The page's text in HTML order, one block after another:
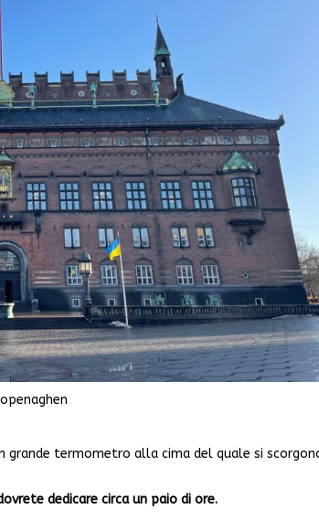
termometro alla cima del quale si
dedicare circa un paio di ore.